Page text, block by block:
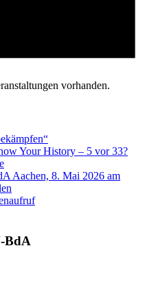
vorhanden.
Your History – 5 vor 33?
Aachen, 8. Mai 2026 am
BdA